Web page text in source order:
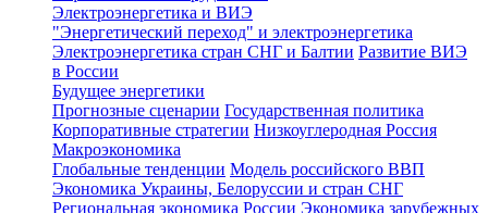
Электроэнергетика и ВИЭ
"Энергетический переход" и электроэнергетика
Электроэнергетика стран СНГ и Балтии Развитие ВИЭ
в России
Будущее энергетики
Прогнозные сценарии Государственная политика
Корпоративные стратегии Низкоуглеродная Россия
Макроэкономика
Глобальные тенденции Модель российского ВВП
Экономика Украины, Белоруссии и стран СНГ
Региональная экономика России Экономика зарубежных